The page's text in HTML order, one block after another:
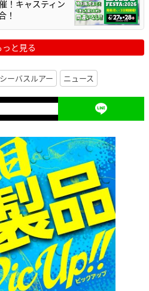
！キャスティン
！
っと見る
シーバスルアー ニュース